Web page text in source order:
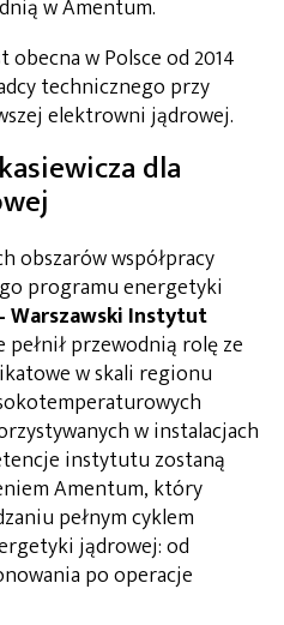
w Amentum.
w Polsce od 2014
technicznego przy
elektrowni jądrowej.
dla
obszarów współpracy
programu energetyki
Warszawski Instytut
pełnił przewodnią rolę ze
w skali regionu
w instalacjach
instytutu zostaną
Amentum, który
pełnym cyklem
jądrowej: od
po operacje